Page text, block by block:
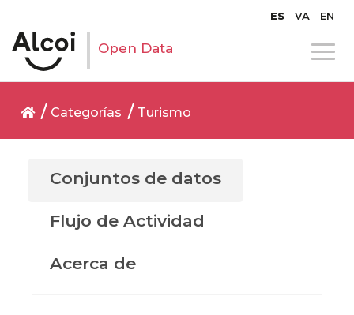
ES VA EN
Open Data
Categorías Turismo
Conjuntos de datos
Flujo de Actividad
Acerca de